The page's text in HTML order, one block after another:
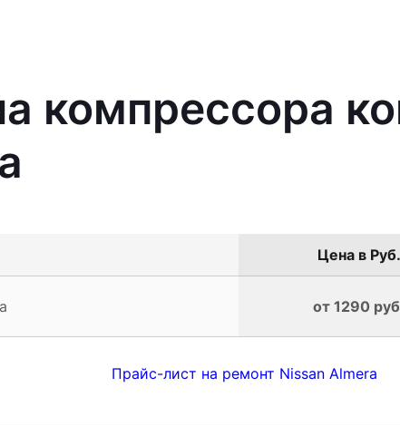
компрессора
Цена в Руб.
от 1290
Прайс-лист на ремонт Nissan Almera